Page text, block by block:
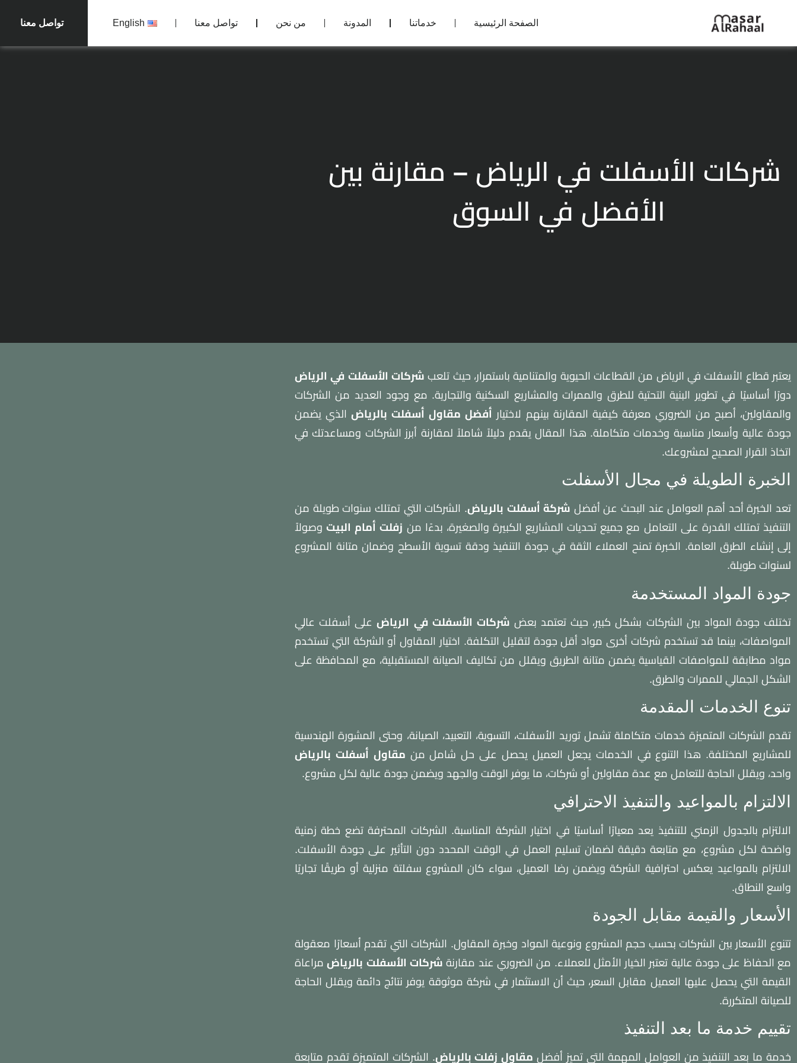
الصفحة الرئيسية خدماتنا المدونة من نحن تواصل معنا English تواصل معنا
شركات الأسفلت في الرياض – مقارنة بين
الأفضل في السوق
يعتبر قطاع الأسفلت في الرياض من القطاعات الحيوية والمتنامية باستمرار، حيث تلعب شركات الأسفلت في الرياض
دورًا أساسيًا في تطوير البنية التحتية للطرق والممرات والمشاريع السكنية والتجارية. مع وجود العديد من الشركات
والمقاولين، أصبح من الضروري معرفة كيفية المقارنة بينهم لاختيار أفضل مقاول أسفلت بالرياضالذي يضمن
جودة عالية وأسعار مناسبة وخدمات متكاملة. هذا المقال يقدم دليلاً شاملاً لمقارنة أبرز الشركات ومساعدتك في
اتخاذ القرار الصحيح لمشروعك.
الخبرة الطويلة في مجال الأسفلت
تعد الخبرة أحد أهم العوامل عند البحث عن أفضل شركة أسفلت بالرياض. الشركات التي تمتلك سنوات طويلة من
التنفيذ تمتلك القدرة على التعامل مع جميع تحديات المشاريع الكبيرة والصغيرة، بدءًا من زفلت أمام البيتوصولاً
إلى إنشاء الطرق العامة. الخبرة تمنح العملاء الثقة في جودة التنفيذ ودقة تسوية الأسطح وضمان متانة المشروع
لسنوات طويلة.
جودة المواد المستخدمة
تختلف جودة المواد بين الشركات بشكل كبير، حيث تعتمد بعض شركات الأسفلت في الرياضعلى أسفلت عالي
المواصفات، بينما قد تستخدم شركات أخرى مواد أقل جودة لتقليل التكلفة. اختيار المقاول أو الشركة التي تستخدم
مواد مطابقة للمواصفات القياسية يضمن متانة الطريق ويقلل من تكاليف الصيانة المستقبلية، مع المحافظة على
الشكل الجمالي للممرات والطرق.
تنوع الخدمات المقدمة
تقدم الشركات المتميزة خدمات متكاملة تشمل توريد الأسفلت، التسوية، التعبيد، الصيانة، وحتى المشورة الهندسية
للمشاريع المختلفة. هذا التنوع في الخدمات يجعل العميل يحصل على حل شامل من مقاول أسفلت بالرياض
واحد، ويقلل الحاجة للتعامل مع عدة مقاولين أو شركات، ما يوفر الوقت والجهد ويضمن جودة عالية لكل مشروع.
الالتزام بالمواعيد والتنفيذ الاحترافي
الالتزام بالجدول الزمني للتنفيذ يعد معيارًا أساسيًا في اختيار الشركة المناسبة. الشركات المحترفة تضع خطة زمنية
واضحة لكل مشروع، مع متابعة دقيقة لضمان تسليم العمل في الوقت المحدد دون التأثير على جودة الأسفلت.
الالتزام بالمواعيد يعكس احترافية الشركة ويضمن رضا العميل، سواء كان المشروع سفلتة منزلية أو طريقًا تجاريًا
واسع النطاق.
الأسعار والقيمة مقابل الجودة
تتنوع الأسعار بين الشركات بحسب حجم المشروع ونوعية المواد وخبرة المقاول. الشركات التي تقدم أسعارًا معقولة
مع الحفاظ على جودة عالية تعتبر الخيار الأمثل للعملاء. من الضروري عند مقارنة شركات الأسفلت بالرياضمراعاة
القيمة التي يحصل عليها العميل مقابل السعر، حيث أن الاستثمار في شركة موثوقة يوفر نتائج دائمة ويقلل الحاجة
للصيانة المتكررة.
تقييم خدمة ما بعد التنفيذ
خدمة ما بعد التنفيذ من العوامل المهمة التي تميز أفضل مقاول زفلت بالرياض. الشركات المتميزة تقدم متابعة